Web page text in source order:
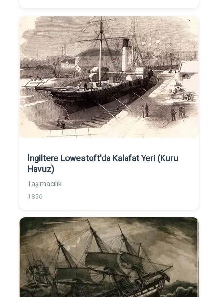
İngiltere Lowestoft'da Kalafat Yeri (Kuru
Havuz)
Taşımacılık
1856